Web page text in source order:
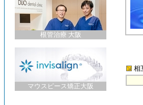
根管治療 大阪
マウスピース矯正大阪
相